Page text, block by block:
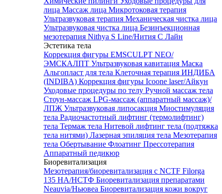
лица Массаж лица Микротоковая терапия
Ультразвуковая терапия Механическая чистка лица
Ультразвуковая чистка лица Безинъекционная
мезотерапия Nithya S Line/Нития С Лайн
Эстетика тела
Коррекция фигуры EMSCULPT NEO/
ЭМСКАЛПТ Ультразвуковая кавитация Маска
Альгопласт для тела Клеточная терапия ИНДИБА
(INDIBA) Коррекция фигуры Icoone laser/Айкун
Уходовые процедуры по телу Ручной массаж тела
Стоун-массаж LPG-массаж (аппаратный массаж)/
ЛПЖ Ультразвуковая липосакция Миостимуляция
тела Радиочастотный лифтинг (термолифтинг)
тела Термаж тела Нитевой лифтинг тела (подтяжка
тела нитями) Лазерная эпиляция тела Мезотерапия
тела Обертывание Флоатинг Прессотерапия
Аппаратный педикюр
Биоревитализация
Мезотерапия/биоревитализация с NCTF Filorga
135 HA/НСТФ Биоревитализация препаратами
Neauvia/Ньювеа Биоревитализация кожи вокруг